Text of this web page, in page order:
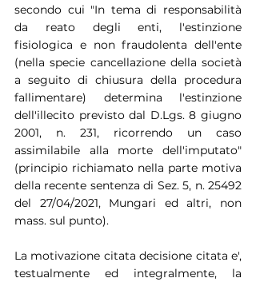
secondo cui "In tema di responsabilità
da reato degli enti, l'estinzione
fisiologica e non fraudolenta dell'ente
(nella specie cancellazione della società
a seguito di chiusura della procedura
fallimentare) determina l'estinzione
dell'illecito previsto dal D.Lgs. 8 giugno
2001, n. 231, ricorrendo un caso
assimilabile alla morte dell'imputato"
(principio richiamato nella parte motiva
della recente sentenza di Sez. 5, n. 25492
del 27/04/2021, Mungari ed altri, non
mass. sul punto).
La motivazione citata decisione citata e',
testualmente ed integralmente, la